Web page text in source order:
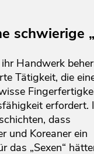
schwierige
Handwerk
Tätigkeit, die
erfordert.
dass
und Koreaner ein
das „Sexen“